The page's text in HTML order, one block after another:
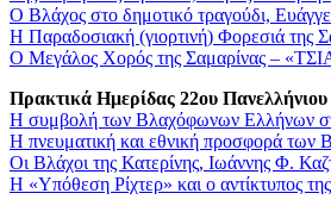
Ο Βλάχος στο δημοτικό τραγούδι,
Η Παραδοσιακή (γιορτινή) Φορεσιά της
Ο Μεγάλος Χορός της Σαμαρίνας –
Πρακτικά Ημερίδας 22ου
Η συμβολή των Βλαχόφωνων Ελλήνων
Η πνευματική και εθνική προσφορά
Οι Βλάχοι της Κατερίνης, Ιωάννης Φ.
Η «Υπόθεση Ρίχτερ» και ο αντίκτυπος